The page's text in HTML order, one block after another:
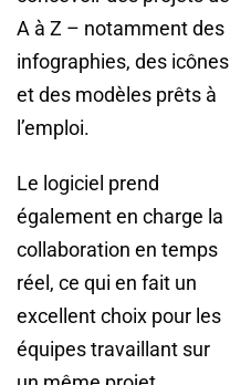
A à Z – notamment des
infographies, des icônes
et des modèles prêts à
l’emploi.
Le logiciel prend
également en charge la
collaboration en temps
réel, ce qui en fait un
excellent choix pour les
équipes travaillant sur